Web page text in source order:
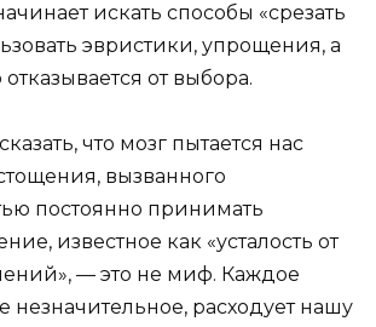
искать способы «срезать
эвристики, упрощения, а
от выбора.
что мозг пытается нас
вызванного
постоянно принимать
известное как «усталость от
— это не миф. Каждое
расходует нашу